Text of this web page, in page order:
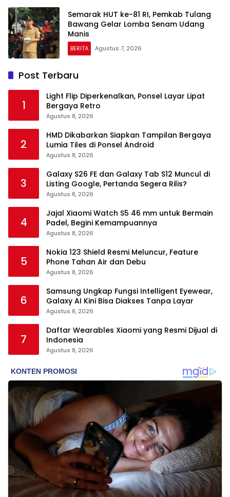
Semarak HUT ke-81 RI, Pemkab Tulang
Bawang Gelar Lomba Senam Udang
Manis
BERITA Agustus 7, 2026
Post Terbaru
1
Light Flip Diperkenalkan, Ponsel Layar Lipat
Bergaya Retro
Agustus 8, 2026
2
HMD Dikabarkan Siapkan Tampilan Bergaya
Lumia Tiles di Ponsel Android
Agustus 8, 2026
3
Galaxy S26 FE dan Galaxy Tab S12 Muncul di
Listing Google, Pertanda Segera Rilis?
Agustus 8, 2026
4
Jajal Xiaomi Watch S5 46 mm untuk Bermain
Padel, Begini Kemampuannya
Agustus 8, 2026
5
Nokia 123 Shield Resmi Meluncur, Feature
Phone Tahan Air dan Debu
Agustus 8, 2026
6
Samsung Ungkap Fungsi Intelligent Eyewear,
Galaxy AI Kini Bisa Diakses Tanpa Layar
Agustus 8, 2026
7
Daftar Wearables Xiaomi yang Resmi Dijual di
Indonesia
Agustus 8, 2026